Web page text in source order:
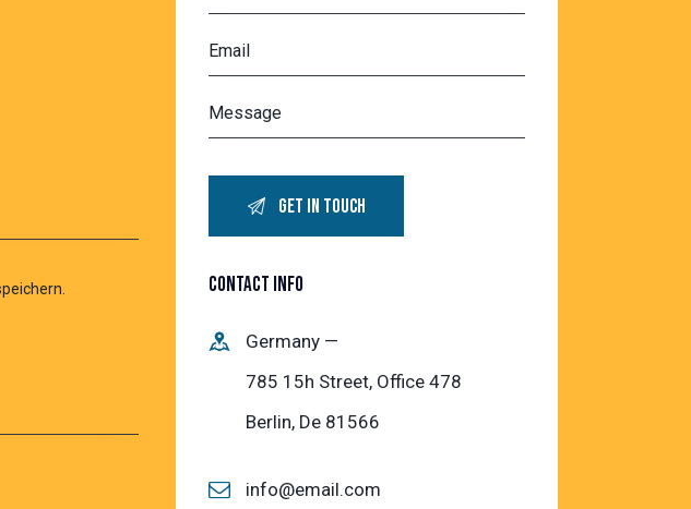
CONTACT INFO
Germany —
785 15h Street, Office 478
Berlin, De 81566
info@email.com